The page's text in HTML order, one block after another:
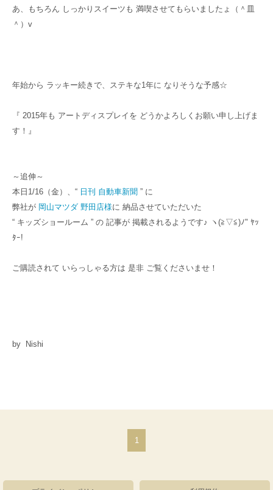
あ、もちろん しっかりスイーツも 満喫させてもらいましたょ（＾皿
＾）v
年始から ラッキー続きで、ステキな1年に なりそうな予感☆
『 2015年も アートディスプレイを どうかよろしくお願い申し上げま
す！』
～追伸～
本日1/16（金）、“ 日刊 自動車新聞 ” に
弊社が 岡山マツダ 野田店様に 納品させていただいた
“ キッズショールーム ” の 記事が 掲載されるようです♪ ヽ(≧▽≦)ﾉ" ﾔｯ
ﾀｰ!
ご購読されて いらっしゃる方は 是非 ご覧くださいませ！
by Nishi
1